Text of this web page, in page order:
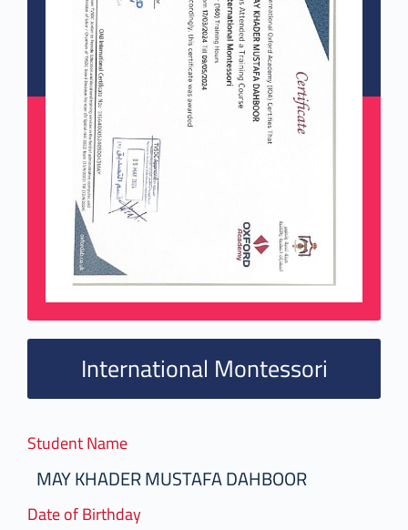
International Montessori
Student Name
MAY KHADER MUSTAFA DAHBOOR
Date of Birthday